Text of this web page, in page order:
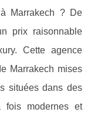
Marrakech ? De
prix raisonnable
Cette agence
Marrakech mises
situées dans des
fois modernes et